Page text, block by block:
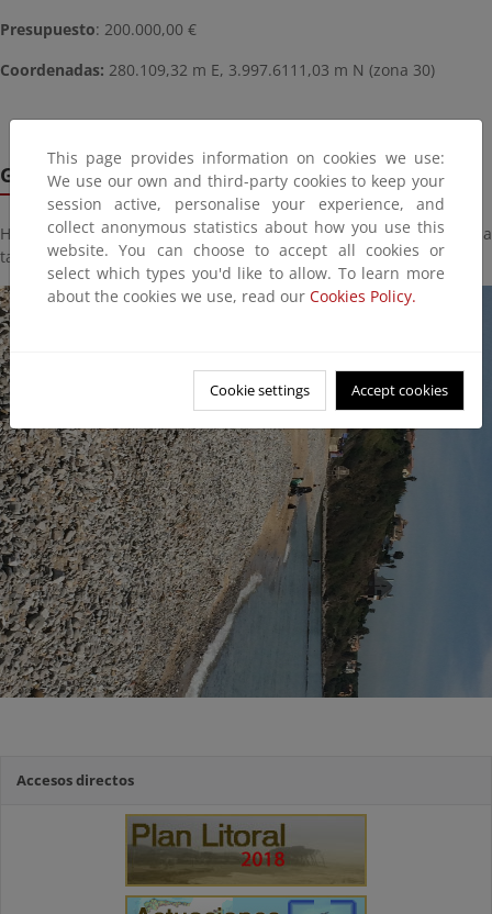
Presupuesto: 200.000,00 €
Coordenadas: 280.109,32 m E, 3.997.6111,03 m N (zona 30)
Galería de imágenes
Haga click sobre la imagen para ver la galería del proyecto a
tamaño completo:
Accesos directos
This page provides information on cookies we use:
We use our own and third-party cookies to keep your
session active, personalise your experience, and
collect anonymous statistics about how you use this
website. You can choose to accept all cookies or
select which types you'd like to allow. To learn more
about the cookies we use, read our Cookies Policy.
Cookie settings Accept cookies